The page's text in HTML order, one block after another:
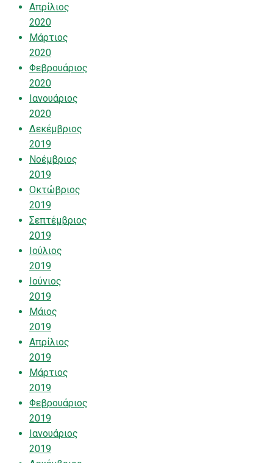
Απρίλιος
2020
Μάρτιος
2020
Φεβρουάριος
2020
Ιανουάριος
2020
Δεκέμβριος
2019
Νοέμβριος
2019
Οκτώβριος
2019
Σεπτέμβριος
2019
Ιούλιος
2019
Ιούνιος
2019
Μάιος
2019
Απρίλιος
2019
Μάρτιος
2019
Φεβρουάριος
2019
Ιανουάριος
2019